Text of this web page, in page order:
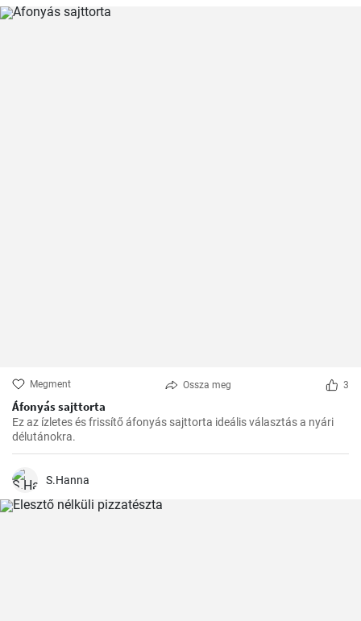
Megment Ossza meg 3
Áfonyás sajttorta
Ez az ízletes és frissítő áfonyás sajttorta ideális választás a nyári
délutánokra.
S.Hanna